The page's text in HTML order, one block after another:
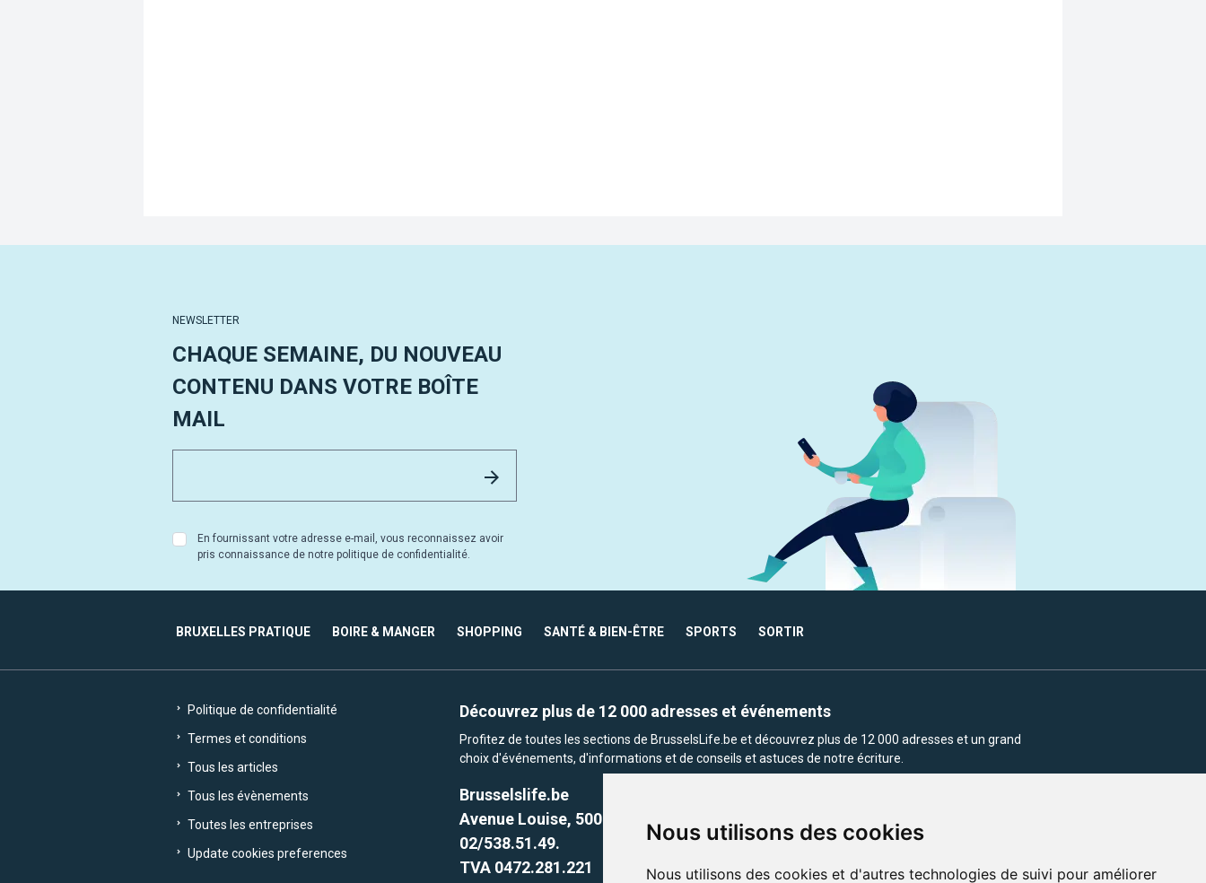
Nous utilisons des cookies
Nous utilisons des cookies et d'autres technologies de suivi pour améliorer
NEWSLETTER
CHAQUE SEMAINE, DU NOUVEAU
CONTENU DANS VOTRE BOÎTE
MAIL
En fournissant votre adresse e-mail, vous reconnaissez avoir
pris connaissance de notre politique de confidentialité.
BRUXELLES PRATIQUE BOIRE & MANGER SHOPPING SANTÉ & BIEN-ÊTRE SPORTS SORTIR
Politique de confidentialité
Termes et conditions
Tous les articles
Tous les évènements
Toutes les entreprises
Update cookies preferences
Découvrez plus de 12 000 adresses et événements
Profitez de toutes les sections de BrusselsLife.be et découvrez plus de 12 000 adresses et un grand
choix d'événements, d'informations et de conseils et astuces de notre écriture.
Brusselslife.be
Avenue Louise, 500 -1050 Ixelles, Brussels,
02/538.51.49.
TVA 0472.281.221